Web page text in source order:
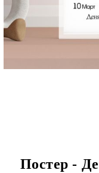
Постер -